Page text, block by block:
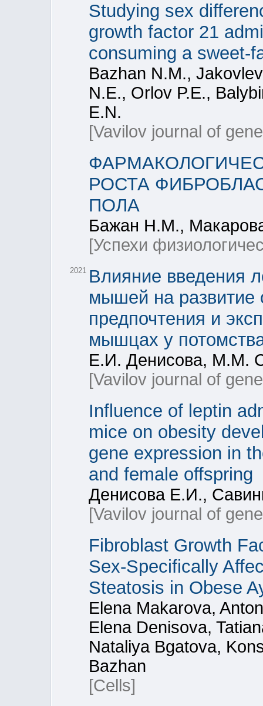
Studying sex
growth factor 21
consuming a sweet-
Bazhan N.М.,
N.E., Orlov P.E.,
E.N.
[Vavilov journal of
РОСТА
ПОЛА
Бажан Н.М.,
[Успехи
2021 Влияние введения
мышей на развитие
предпочтения и
мышцах у
Е.И. Денисова, М.М.
[Vavilov journal of
Influence of leptin
mice on obesity
gene expression in
and female offspring
Денисова Е.И.,
[Vavilov journal of
Fibroblast Growth
Sex-Specifically
Steatosis in Obese
Elena Makarova,
Elena Denisova,
Nataliya Bgatova,
Bazhan
[Cells]